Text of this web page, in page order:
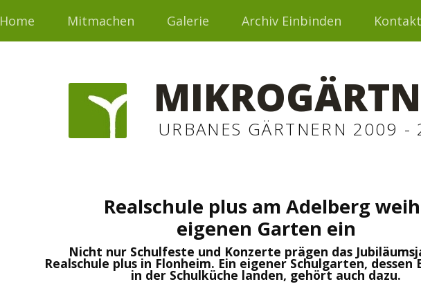
Home Mitmachen Galerie Archiv Einbinden Kontakt
URBANES GÄRTNERN 2009 -
Realschule plus am Adelberg
eigenen Garten ein
Nicht nur Schulfeste und Konzerte prägen das
Realschule plus in Flonheim. Ein eigener Schulgarten, dessen
in der Schulküche landen, gehört auch dazu.